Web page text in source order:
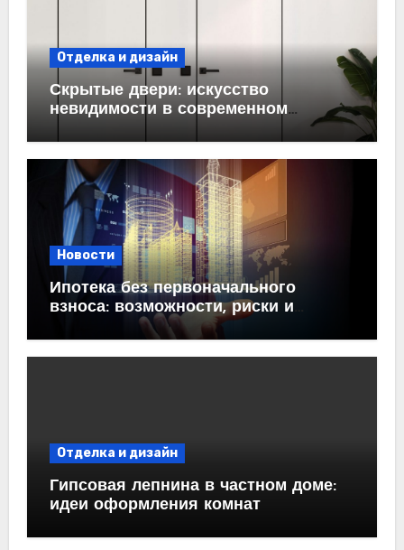
Отделка и дизайн
Скрытые двери: искусство
невидимости в современном
Новости
Ипотека без первоначального
взноса: возможности, риски и
практические рекомендации<
Отделка и дизайн
Гипсовая лепнина в частном доме:
идеи оформления комнат